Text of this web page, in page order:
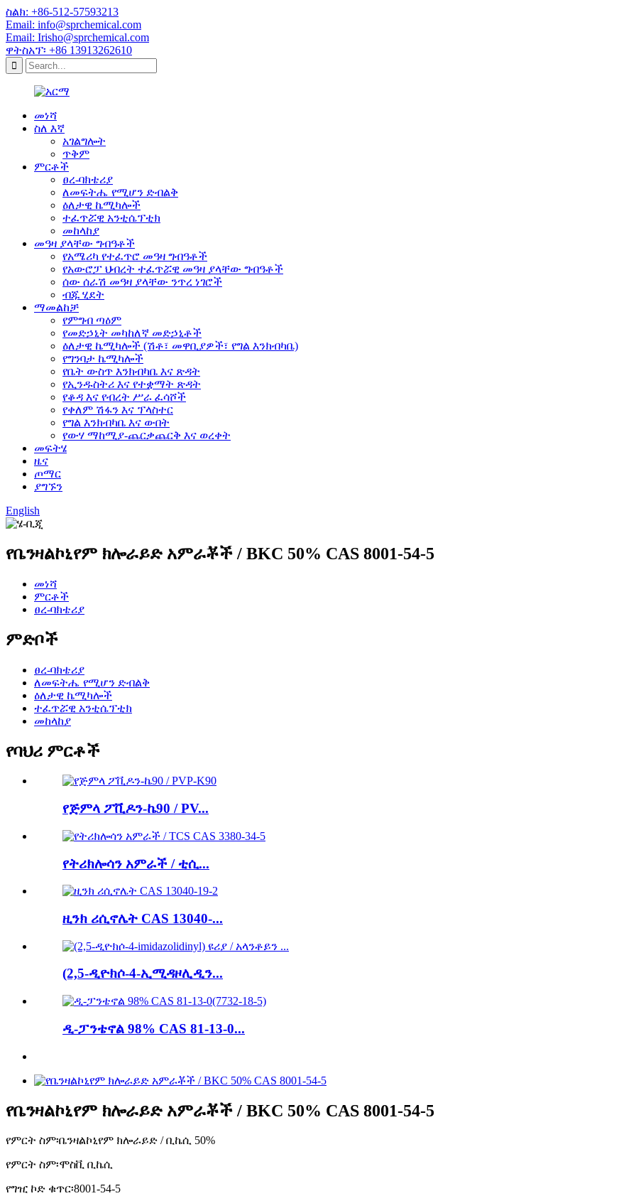
ስልክ: +86-512-57593213
Email: info@sprchemical.com
Email: Irisho@sprchemical.com
ዋትስአፕ፡ +86 13913262610
መነሻ
ስለ እኛ
አገልግሎት
ጥቅም
ምርቶች
ፀረ-ባክቴሪያ
ለመፍትሔ የሚሆን ድብልቅ
ዕለታዊ ኬሚካሎች
ተፈጥሯዊ አንቲሴፕቲክ
መከላከያ
መዓዛ ያላቸው ግብዓቶች
የአሜሪካ የተፈጥሮ መዓዛ ግብዓቶች
የአውሮፓ ህብረት ተፈጥሯዊ መዓዛ ያላቸው ግብዓቶች
ሰው ሰራሽ መዓዛ ያላቸው ንጥረ ነገሮች
ብጁ ሂደት
ማመልከቻ
የምግብ ጣዕም
የመድኃኒት መካከለኛ መድኃኒቶች
ዕለታዊ ኬሚካሎች (ሽቶ፣ መዋቢያዎች፣ የግል እንክብካቤ)
የግንባታ ኬሚካሎች
የቤት ውስጥ እንክብካቤ እና ጽዳት
የኢንዱስትሪ እና የተቋማት ጽዳት
የቆዳ እና የብረት ሥራ ፈሳሾች
የቀለም ሽፋን እና ፕላስተር
የግል እንክብካቤ እና ውበት
የውሃ ማከሚያ-ጨርቃጨርቅ እና ወረቀት
መፍትሄ
ዜና
ጦማር
ያግኙን
English
የቤንዛልኮኒየም ክሎራይድ አምራቾች / BKC 50% CAS 8001-54-5
መነሻ
ምርቶች
ፀረ-ባክቴሪያ
ምድቦች
ፀረ-ባክቴሪያ
ለመፍትሔ የሚሆን ድብልቅ
ዕለታዊ ኬሚካሎች
ተፈጥሯዊ አንቲሴፕቲክ
መከላከያ
የባህሪ ምርቶች
የጅምላ ፖቪዶን-ኬ90 / PV...
የትሪክሎሳን አምራች / ቲሲ...
ዚንክ ሪሲኖሌት CAS 13040-...
(2,5-ዲዮክሶ-4-ኢሚዳዞሊዲን...
ዲ-ፓንቴኖል 98% CAS 81-13-0...
የቤንዛልኮኒየም ክሎራይድ አምራቾች / BKC 50% CAS 8001-54-5
የምርት ስም፡ቤንዛልኮኒየም ክሎራይድ / ቢኬሲ 50%
የምርት ስም፡ሞስቪ ቢኬሲ
የግዢ ኮድ ቁጥር፡8001-54-5